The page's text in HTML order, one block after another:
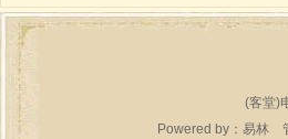
(客堂)
Powered by： 易林管